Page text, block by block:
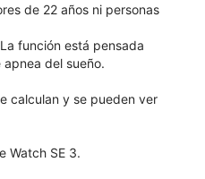
de 22 años ni personas
función está pensada
del sueño.
calculan y se pueden ver
Watch SE 3.